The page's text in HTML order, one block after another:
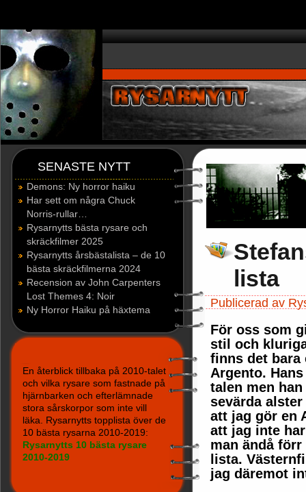
SENASTE NYTT
Demons: Ny horror haiku
Har sett om några Chuck
Norris-rullar…
Rysarnytts bästa rysare och
skräckfilmer 2025
Rysarnytts årsbästalista – de 10
bästa skräckfilmerna 2024
Recension av John Carpenters
Lost Themes 4: Noir
Ny Horror Haiku på häxtema
En återblick tillbaka på 2010-talet
och vilka rysare som fastnade på
hjärnbarken och efterlämnade
stora sårskorpor som inte vill
läka. Rysarnytts topplista över de
10 bästa rysarna 2010-2019:
Rysarnytts 10 bästa rysare
2010-2019
lista
Publicerad av
För oss som
stil och
finns det bara
Argento.
talen men
sevärda
att jag gör en
att jag inte
man ändå
lista.
jag däremot